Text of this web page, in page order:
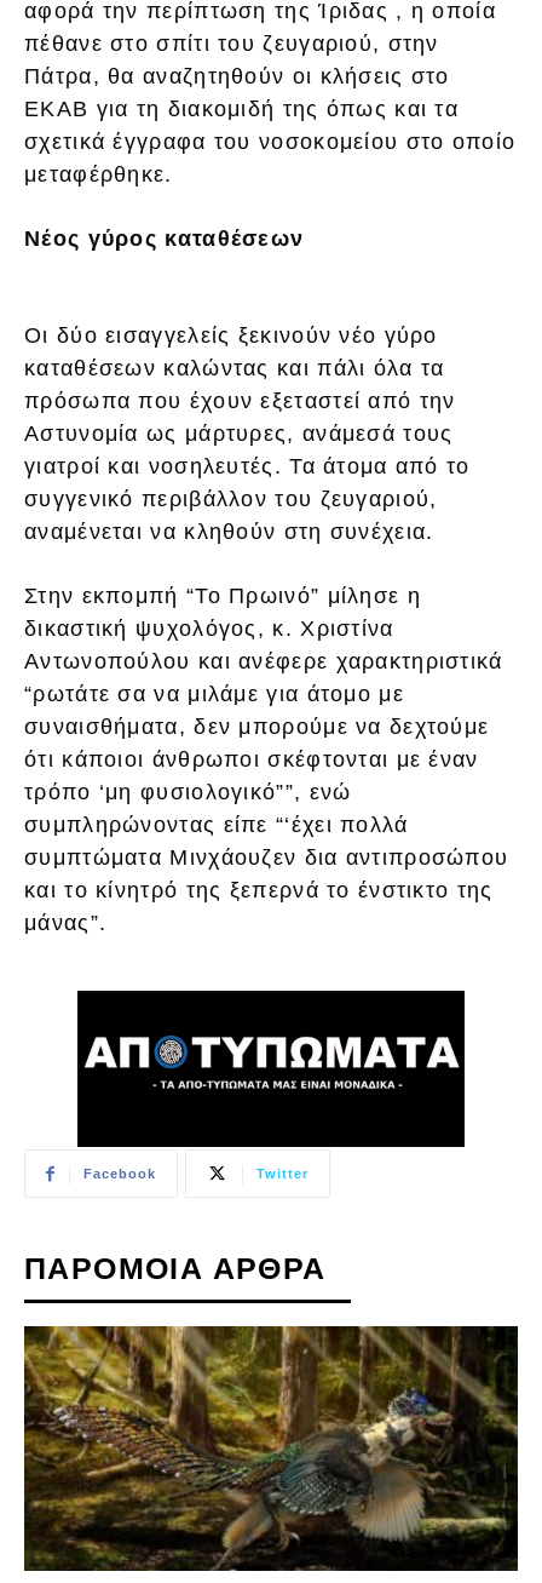
αφορά την περίπτωση της Ίριδας , η οποία
πέθανε στο σπίτι του ζευγαριού, στην
Πάτρα, θα αναζητηθούν οι κλήσεις στο
ΕΚΑΒ για τη διακομιδή της όπως και τα
σχετικά έγγραφα του νοσοκομείου στο οποίο
μεταφέρθηκε.
Νέος γύρος καταθέσεων
Οι δύο εισαγγελείς ξεκινούν νέο γύρο
καταθέσεων καλώντας και πάλι όλα τα
πρόσωπα που έχουν εξεταστεί από την
Αστυνομία ως μάρτυρες, ανάμεσά τους
γιατροί και νοσηλευτές. Τα άτομα από το
συγγενικό περιβάλλον του ζευγαριού,
αναμένεται να κληθούν στη συνέχεια.
Στην εκπομπή “Το Πρωινό” μίλησε η
δικαστική ψυχολόγος, κ. Χριστίνα
Αντωνοπούλου και ανέφερε χαρακτηριστικά
“ρωτάτε σα να μιλάμε για άτομο με
συναισθήματα, δεν μπορούμε να δεχτούμε
ότι κάποιοι άνθρωποι σκέφτονται με έναν
τρόπο ‘μη φυσιολογικό””, ενώ
συμπληρώνοντας είπε “‘έχει πολλά
συμπτώματα Μινχάουζεν δια αντιπροσώπου
και το κίνητρό της ξεπερνά το ένστικτο της
μάνας”.
Facebook Twitter
ΠΑΡΟΜΟΙΑ ΑΡΘΡΑ